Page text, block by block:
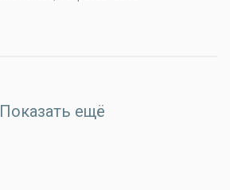
Показать ещё